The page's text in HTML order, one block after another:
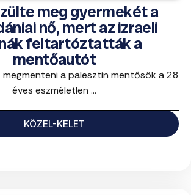
meg gyermekét a
nő, mert az izraeli
feltartóztatták a
mentőautót
a palesztin mentősök a 28
éves eszméletlen ...
KÖZEL-KELET